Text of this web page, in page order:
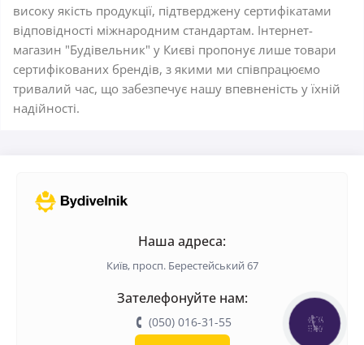
високу якість продукції, підтверджену сертифікатами
відповідності міжнародним стандартам. Інтернет-
магазин "Будівельник" у Києві пропонує лише товари
сертифікованих брендів, з якими ми співпрацюємо
тривалий час, що забезпечує нашу впевненість у їхній
надійності.
Наша адреса:
Київ, просп. Берестейський 67
Зателефонуйте нам:
(050) 016-31-55 КНОПКА
ЗВ'ЯЗКУ